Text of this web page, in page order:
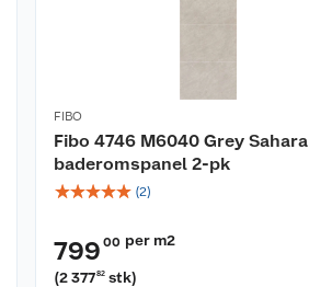
FIBO
Fibo 4746 M6040 Grey Sahara
baderomspanel 2-pk
☆☆☆☆☆ (2)
799 00 per m2
(2 37782 stk)